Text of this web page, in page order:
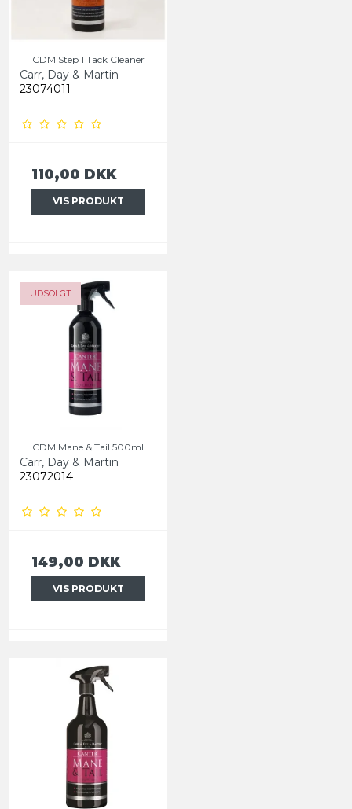
CDM Step 1 Tack Cleaner
Carr, Day & Martin
23074011
110,00 DKK
VIS PRODUKT
UDSOLGT
CDM Mane & Tail 500ml
Carr, Day & Martin
23072014
149,00 DKK
VIS PRODUKT